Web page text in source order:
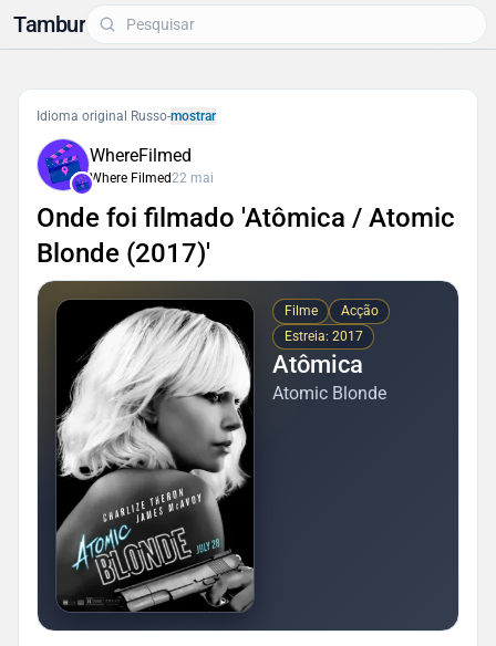
Tambur
Idioma original Russo-mostrar
WhereFilmed
Where Filmed22 mai
Onde foi filmado 'Atômica / Atomic
Blonde (2017)'
Filme
Acção
Estreia: 2017
Atômica
Atomic Blonde